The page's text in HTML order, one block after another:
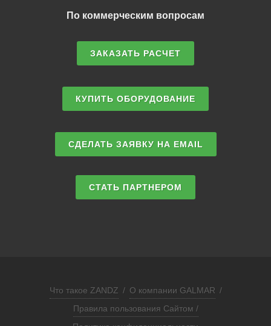
По коммерческим вопросам
ЗАКАЗАТЬ РАСЧЕТ
КУПИТЬ ОБОРУДОВАНИЕ
СДЕЛАТЬ ЗАЯВКУ НА EMAIL
СТАТЬ ПАРТНЕРОМ
Что такое ZANDZ / О компании GALMAR /
Правила пользования Сайтом /